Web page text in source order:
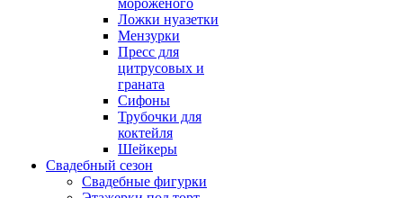
Ложки нуазетки
Мензурки
Пресс для
цитрусовых и
граната
Сифоны
Трубочки для
коктейля
Шейкеры
Свадебный сезон
Свадебные фигурки